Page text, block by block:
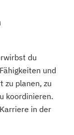
du
und
zu planen, zu
koordinieren.
in der